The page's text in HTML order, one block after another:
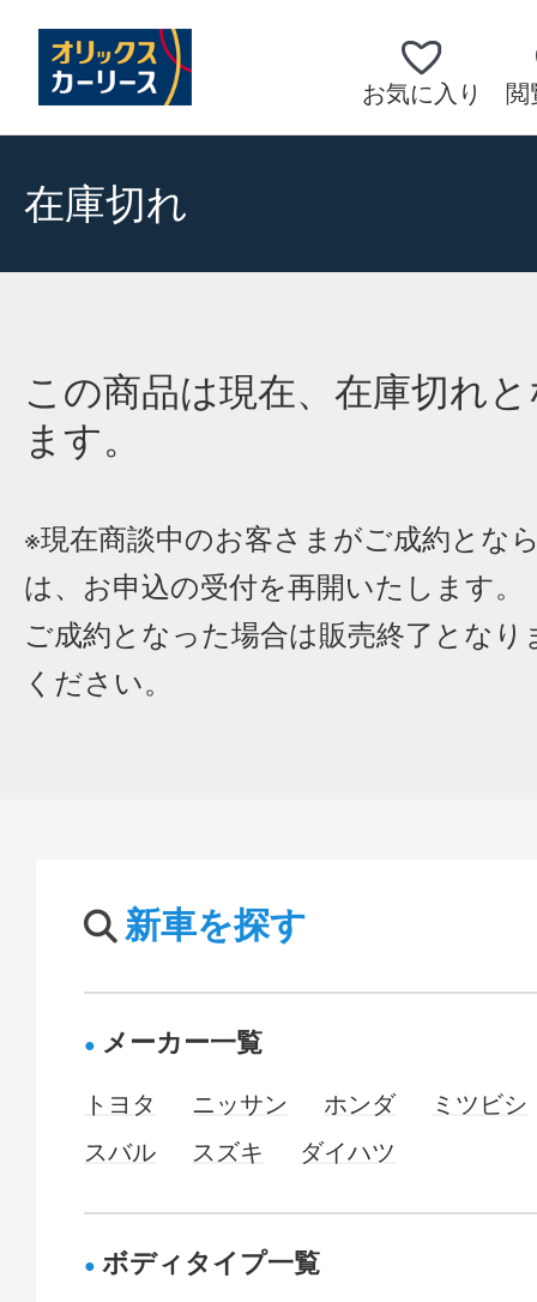
お気に入り 閲
在庫切れ
この商品は現在、在庫切れ
ます。
※現在商談中のお客さまがご成約とな
は、お申込の受付を再開いたします。
ご成約となった場合は販売終了となり
ください。
新車を探す
メーカー一覧
トヨタ ニッサン ホンダ
ミツビシ
スバル
スズキ ダイハツ
ボディタイプ一覧